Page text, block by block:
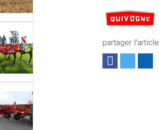
partager l'article